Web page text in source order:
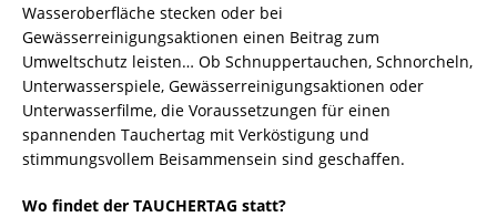
Wasseroberfläche stecken oder bei
Gewässerreinigungsaktionen einen Beitrag zum
Umweltschutz leisten… Ob Schnuppertauchen, Schnorcheln,
Unterwasserspiele, Gewässerreinigungsaktionen oder
Unterwasserfilme, die Voraussetzungen für einen
spannenden Tauchertag mit Verköstigung und
stimmungsvollem Beisammensein sind geschaffen.
Wo findet der TAUCHERTAG statt?